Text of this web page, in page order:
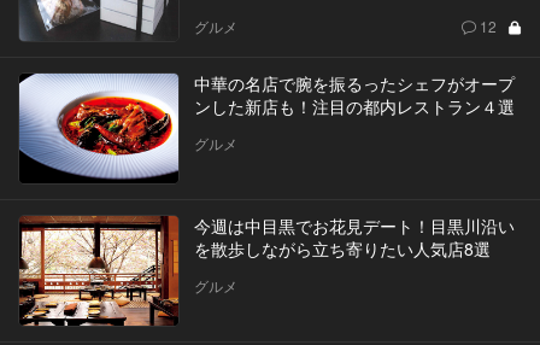
グルメ 12
中華の名店で腕を振るったシェフがオープ
ンした新店も！注目の都内レストラン４選
グルメ
今週は中目黒でお花見デート！目黒川沿い
を散歩しながら立ち寄りたい人気店8選
グルメ